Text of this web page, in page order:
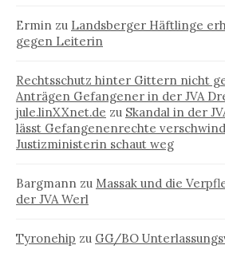
Ermin zu Landsberger Häftlinge
gegen Leiterin
Rechtsschutz hinter Gittern nicht
Anträgen Gefangener in der JVA
jule.linXXnet.de zu Skandal in der
lässt Gefangenenrechte
Justizministerin schaut weg
Bargmann zu Massak und die
der JVA Werl
Tyronehip zu GG/BO